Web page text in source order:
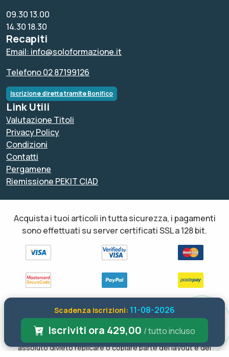
Scadenza iscrizioni: 11-08-2026
Iscriviti ora 429,00 / tutto incluso
09.30 13.00
14.30 18.30
Recapiti
Email: info@soloformazione.it
Telefono 02 87199126
Iscrizione diretta tramite Bonifico
Link Utili
Valutazione Titoli
Privacy Policy
Condizioni
Contatti
Pergamene
Riemissione PEKIT CIAD
Acquista i tuoi articoli in tutta sicurezza, i pagamenti
sono effettuati su server certificati SSL a 128 bit.
Tutti i diritti sono riservati ed è vietata anche la riproduzione
parziale. Il layout e le schede informative, sia web che inviate via
email sono di proprietà di soloformazione.it pertanto è fatto
assoluto divieto replicare o copiare parte del layout e dei